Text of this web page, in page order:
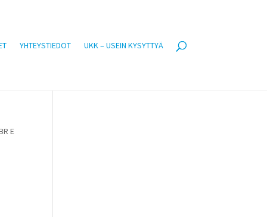
YHTEYSTIEDOT UKK – USEIN KYSYTTYÄ
E